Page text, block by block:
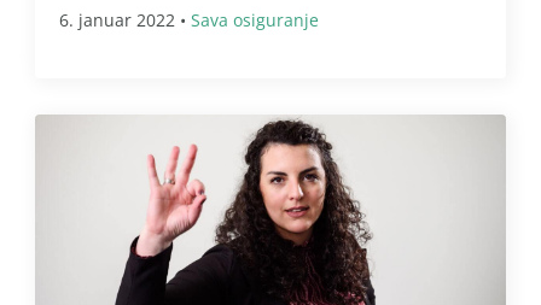
6. januar 2022 • Sava osiguranje